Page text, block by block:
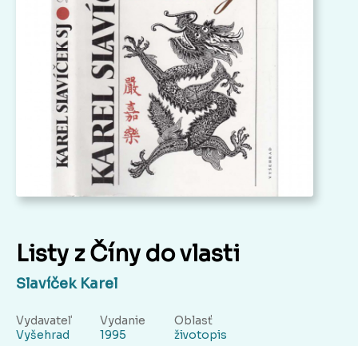
Listy z Číny do vlasti
Slavíček Karel
Vydavateľ
Vyšehrad
Vydanie
1995
Oblasť
životopis